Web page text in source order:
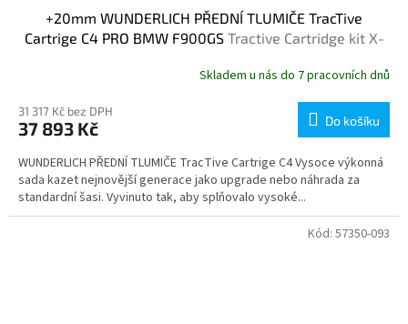
+20mm WUNDERLICH PŘEDNÍ TLUMIČE TracTive
Cartrige C4 PRO BMW F900GS Tractive Cartridge kit X-
Skladem u nás do 7 pracovních dnů
31 317 Kč bez DPH
37 893 Kč Do košíku
WUNDERLICH PŘEDNÍ TLUMIČE TracTive Cartrige C4 Vysoce výkonná
sada kazet nejnovější generace jako upgrade nebo náhrada za
standardní šasi. Vyvinuto tak, aby splňovalo vysoké...
Kód: 57350-093